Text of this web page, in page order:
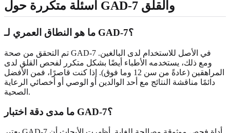
أسئلة متكررة حول GAD-7 والقلق
ما هو النطاق العمري لـ GAD-7؟
تم التحقق من صحة GAD-7 في الأصل للاستخدام لدى البالغين.
ومع ذلك، يستخدمه الأطباء أيضًا بشكل متكرر لفحص القلق لدى
المراهقين (عادةً من سن 12 وما فوق). إذا كنت قاصرًا، فمن الأفضل
دائمًا مناقشة النتائج مع أحد الوالدين أو الوصي أو أخصائي الرعاية
الصحية.
ما مدى دقة اختبار GAD-7؟